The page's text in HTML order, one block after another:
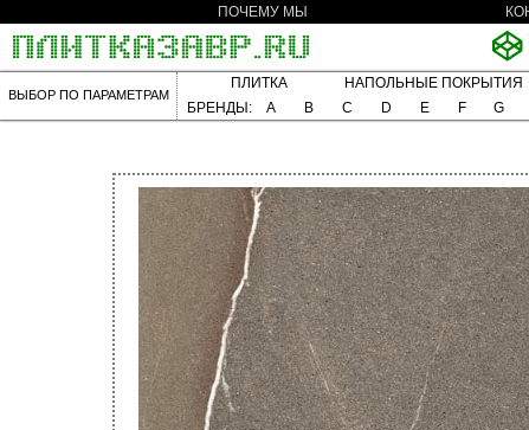
ПОЧЕМУ МЫ
ВЫБОР ПО ПАРАМЕТРАМ
ПЛИТКА НАПОЛЬНЫЕ ПОКРЫТИЯ
БРЕНДЫ:
A B C D E F G